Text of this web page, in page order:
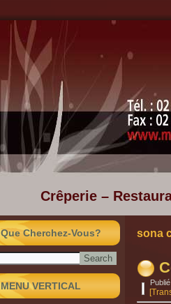
Crêperie –
Que Cherchez-Vous?
MENU VERTICAL
sona